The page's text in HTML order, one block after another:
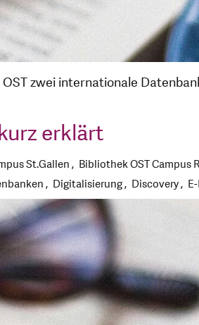
zwei internationale
erklärt
St.Gallen Bibliothek OST Campus
Digitalisierung Discovery